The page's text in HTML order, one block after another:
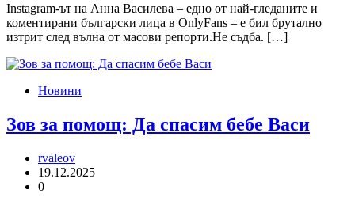
Instagram-ът на Анна Василева – едно от най-гледаните и
коментирани български лица в OnlyFans – е бил брутално
изтрит след вълна от масови репорти.Не съдба. […]
Новини
Зов за помощ: Да спасим бебе Васи
rvaleov
19.12.2025
0